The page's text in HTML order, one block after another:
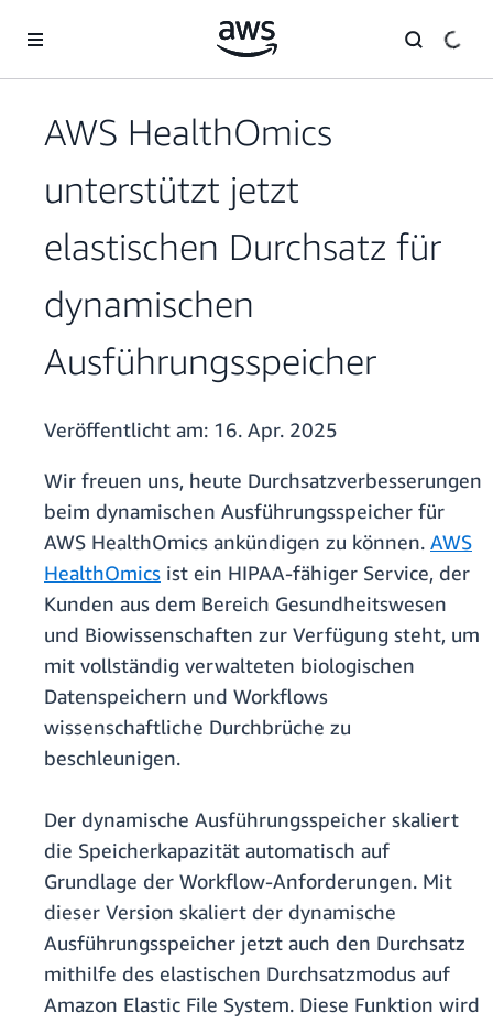
Überspringen zum Hauptinhalt
AWS HealthOmics
unterstützt jetzt
elastischen Durchsatz für
dynamischen
Ausführungsspeicher
Veröffentlicht am: 16. Apr. 2025
Wir freuen uns, heute Durchsatzverbesserungen
beim dynamischen Ausführungsspeicher für
AWS HealthOmics ankündigen zu können. AWS
HealthOmics ist ein HIPAA-fähiger Service, der
Kunden aus dem Bereich Gesundheitswesen
und Biowissenschaften zur Verfügung steht, um
mit vollständig verwalteten biologischen
Datenspeichern und Workflows
wissenschaftliche Durchbrüche zu
beschleunigen.
Der dynamische Ausführungsspeicher skaliert
die Speicherkapazität automatisch auf
Grundlage der Workflow-Anforderungen. Mit
dieser Version skaliert der dynamische
Ausführungsspeicher jetzt auch den Durchsatz
mithilfe des elastischen Durchsatzmodus auf
Amazon Elastic File System. Diese Funktion wird